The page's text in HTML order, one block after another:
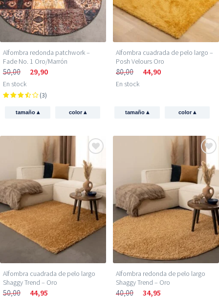
Alfombra redonda patchwork –
Fade No. 1 Oro/Marrón
50,00 29,90
En stock
(3)
tamaño ▴ color▴
Alfombra cuadrada de pelo largo –
Posh Velours Oro
80,00 44,90
En stock
tamaño ▴ color▴
Alfombra cuadrada de pelo largo
Shaggy Trend – Oro
50,00 44,95
Alfombra redonda de pelo largo
Shaggy Trend – Oro
40,00 34,95